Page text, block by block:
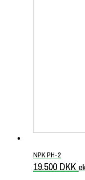
NPK PH-2
19.500 DKK